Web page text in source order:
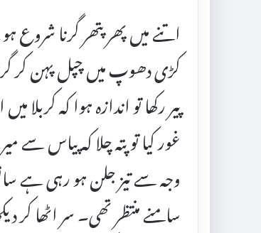
اتنے میں پھر پتھر گرنا شروع
کڑی دھوپ میں چپل پہن کر
پیر رکھا تو اندازہ ہوا کہ
غور کیا تو پتہ چلا کہ پیاس
وجہ سے تیز جلن ہو رہی ہے
سامنے منتظر تھی۔ سر اٹھا کر